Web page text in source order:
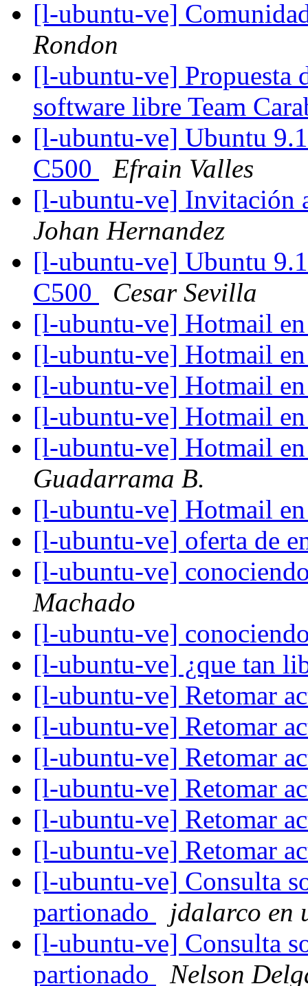
[l-ubuntu-ve]
Rondon
[l-ubuntu-ve] Propuesta
software libre Team
[l-ubuntu-ve] Ubuntu
C500
Efrain Valles
[l-ubuntu-ve] Invitación
Johan Hernandez
[l-ubuntu-ve] Ubuntu
C500
Cesar Sevilla
[l-ubuntu-ve] Hotmail
[l-ubuntu-ve] Hotmail
[l-ubuntu-ve] Hotmail
[l-ubuntu-ve] Hotmail
[l-ubuntu-ve] Hotmail
Guadarrama B.
[l-ubuntu-ve] Hotmail
[l-ubuntu-ve] oferta de
[l-ubuntu-ve]
Machado
[l-ubuntu-ve]
[l-ubuntu-ve] ¿que tan
[l-ubuntu-ve] Retomar
[l-ubuntu-ve] Retomar
[l-ubuntu-ve] Retomar
[l-ubuntu-ve] Retomar
[l-ubuntu-ve] Retomar
[l-ubuntu-ve] Retomar
[l-ubuntu-ve] Consulta
partionado
jdalarco en
[l-ubuntu-ve] Consulta
partionado
Nelson